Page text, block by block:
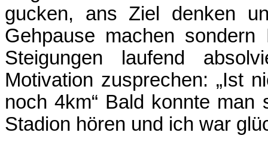
gucken, ans Ziel denken
Gehpause machen
Steigungen laufend
Motivation zusprechen: „Ist
noch 4km“ Bald konnte
Stadion hören und ich war